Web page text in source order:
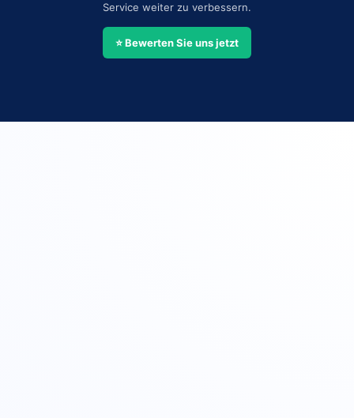
Service weiter zu verbessern.
⭐ Bewerten Sie uns jetzt